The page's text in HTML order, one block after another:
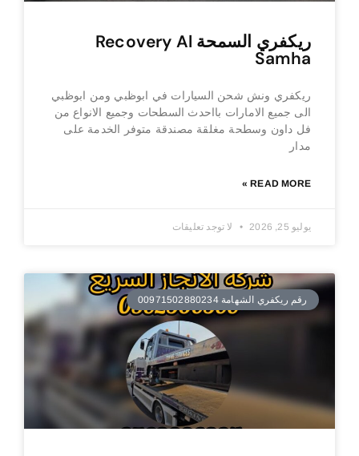
ريكفري السمحة Recovery Al
Samha
ريكفري ونش شحن السيارات في ابوظبي ومن ابوظبي
الى جميع الامارات بااحدث السطحات وجميع الانواع من
فل داون وسطحة مغلقة مصندقة متوفر الخدمة على
مدار
READ MORE »
يوليو 25, 2026 لا توجد تعليقات
رقم ريكفري الشهامة 00971502880234